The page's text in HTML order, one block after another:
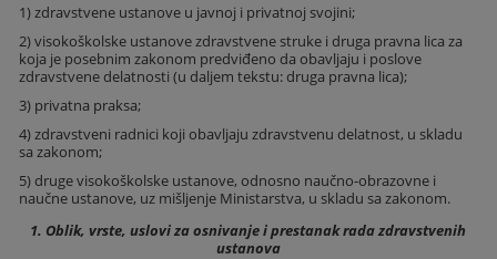
1) zdravstvene ustanove u javnoj i privatnoj svojini;
2) visokoškolske ustanove zdravstvene struke i druga pravna lica za
koja je posebnim zakonom predviđeno da obavljaju i poslove
zdravstvene delatnosti (u daljem tekstu: druga pravna lica);
3) privatna praksa;
4) zdravstveni radnici koji obavljaju zdravstvenu delatnost, u skladu
sa zakonom;
5) druge visokoškolske ustanove, odnosno naučno-obrazovne i
naučne ustanove, uz mišljenje Ministarstva, u skladu sa zakonom.
1. Oblik, vrste, uslovi za osnivanje i prestanak rada zdravstvenih
ustanova